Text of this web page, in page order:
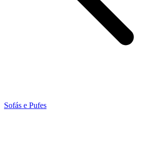
Sofás e Pufes